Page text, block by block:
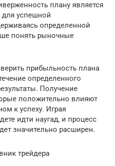
плану является
успешной
определенной
понять рыночные
прибыльность плана
определенного
Получение
положительно влияют
к успеху. Играя
идти наугад, и процесс
значительно расширен.
трейдера